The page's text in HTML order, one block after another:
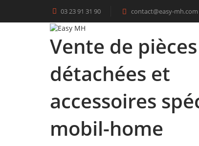
03 23 91 31 90  contact@easy-mh.com
Vente de pièces
détachées et
accessoires
mobil-home